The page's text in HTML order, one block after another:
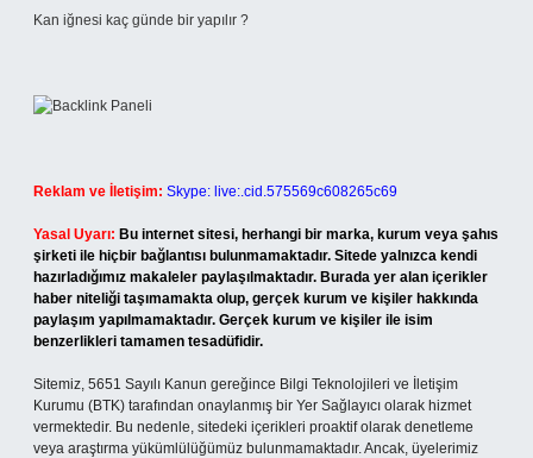
Kan iğnesi kaç günde bir yapılır ?
Reklam ve İletişim: Skype: live:.cid.575569c608265c69
Yasal Uyarı: Bu internet sitesi, herhangi bir marka, kurum veya şahıs
şirketi ile hiçbir bağlantısı bulunmamaktadır. Sitede yalnızca kendi
hazırladığımız makaleler paylaşılmaktadır. Burada yer alan içerikler
haber niteliği taşımamakta olup, gerçek kurum ve kişiler hakkında
paylaşım yapılmamaktadır. Gerçek kurum ve kişiler ile isim
benzerlikleri tamamen tesadüfidir.
Sitemiz, 5651 Sayılı Kanun gereğince Bilgi Teknolojileri ve İletişim
Kurumu (BTK) tarafından onaylanmış bir Yer Sağlayıcı olarak hizmet
vermektedir. Bu nedenle, sitedeki içerikleri proaktif olarak denetleme
veya araştırma yükümlülüğümüz bulunmamaktadır. Ancak, üyelerimiz